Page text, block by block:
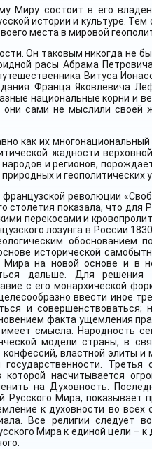
Миру состоит в его
истории и культуре.
места в мировой
Он таковым никогда не
расы Абрама
Витуса
Франца Яковлевича
национальные корни и
они сами не мыслили
как их
жадности
и регионов,
и геополитических
революции
столетия показала, что для
перекосами и
лозунга в России
обоснованием
исторической
Мира на новой основе и в
дальше. Для решения
с его монархической
ввести иное
и совершенствоваться;
факта ущемления
смысла. Народность
модели страны, в
властной элиты
государственности.
насчитывается
на Духовность.
Мира, показывает
к духовности во всех
Все религии следует
Мира к единой цели –